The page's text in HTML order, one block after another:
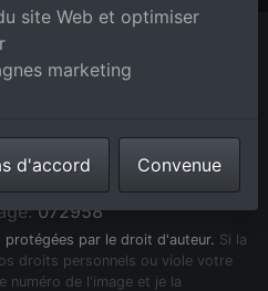
Park à Brühl dans le
Allemagneprise le
072958
par le droit d'auteur. Si la
droits personnels ou viole votre
numéro de l'image et je la
site Web et optimiser
marketing
d'accord Convenue